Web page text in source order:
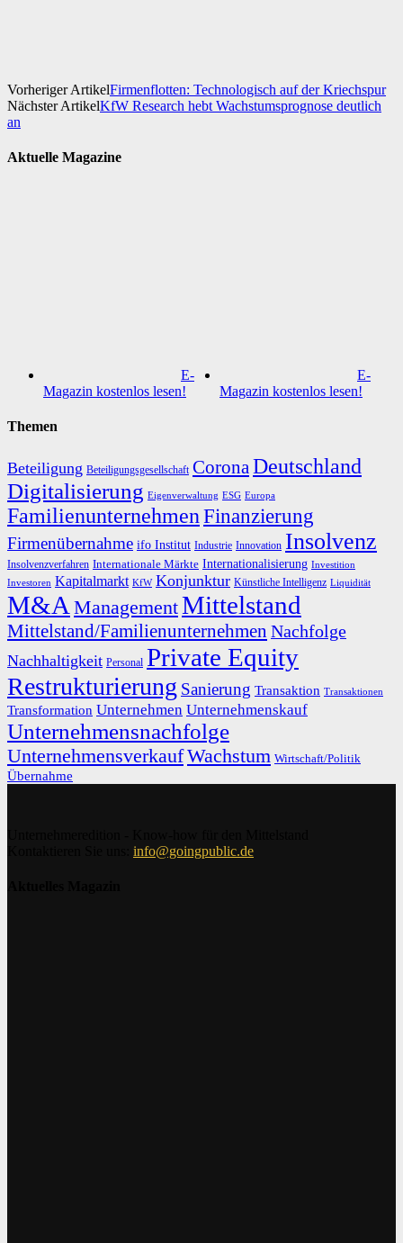
Vorheriger ArtikelFirmenflotten: Technologisch auf der Kriechspur
Nächster ArtikelKfW Research hebt Wachstumsprognose deutlich
an
Aktuelle Magazine
E-
Magazin kostenlos lesen!
E-
Magazin kostenlos lesen!
Themen
Beteiligung Beteiligungsgesellschaft Corona Deutschland
Digitalisierung Eigenverwaltung ESG Europa
Familienunternehmen Finanzierung
Firmenübernahme ifo Institut Industrie Innovation Insolvenz
Insolvenzverfahren Internationale Märkte Internationalisierung Investition
Investoren Kapitalmarkt KfW Konjunktur Künstliche Intelligenz Liquidität
M&A ManagementMittelstand
Mittelstand/Familienunternehmen Nachfolge
Nachhaltigkeit Personal Private Equity
Restrukturierung Sanierung Transaktion Transaktionen
Transformation Unternehmen Unternehmenskauf
Unternehmensnachfolge
UnternehmensverkaufWachstum Wirtschaft/Politik
Übernahme
info@goingpublic.de